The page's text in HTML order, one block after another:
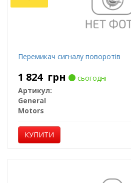
Перемикач сигналу поворотів
1 824 грн
сьогодні
Артикул:
General
Motors
КУПИТИ